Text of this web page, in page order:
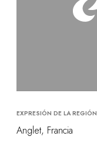
EXPRESIÓN DE LA REGIÓN
Anglet, Francia